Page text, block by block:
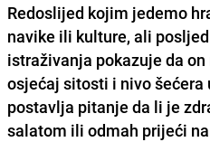
Redoslijed kojim jedemo
navike ili kulture, ali
istraživanja pokazuje da
osjećaj sitosti i nivo šećera
postavlja pitanje da li je
salatom ili odmah prijeći